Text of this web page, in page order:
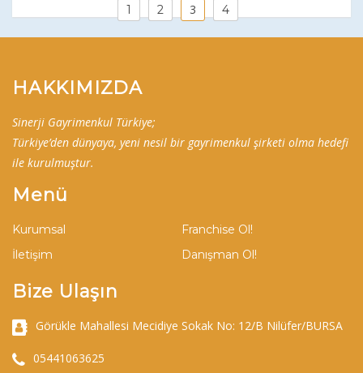
1 2 3 4
HAKKIMIZDA
Sinerji Gayrimenkul Türkiye;
Türkiye’den dünyaya, yeni nesil bir gayrimenkul şirketi olma hedefi
ile kurulmuştur.
Menü
Kurumsal
Franchise Ol!
İletişim
Danışman Ol!
Bize Ulaşın
Görükle Mahallesi Mecidiye Sokak No: 12/B Nilüfer/BURSA
05441063625